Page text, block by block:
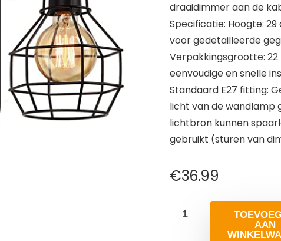
draaidimmer aan de
Specificatie: Hoogte:
voor gedetailleerde
Verpakkingsgrootte:
eenvoudige en snelle
Standaard E27 fitting:
licht van de wandlamp
lichtbron kunnen
gebruikt (sturen van
€36.99
AAN